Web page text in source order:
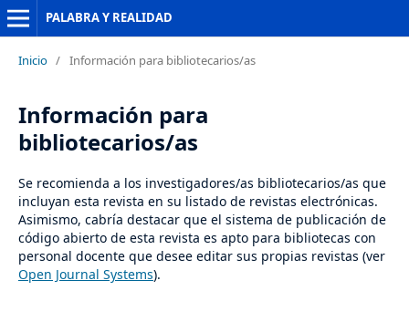
PALABRA Y REALIDAD
Inicio / Información para bibliotecarios/as
Información para
bibliotecarios/as
Se recomienda a los investigadores/as bibliotecarios/as que
incluyan esta revista en su listado de revistas electrónicas.
Asimismo, cabría destacar que el sistema de publicación de
código abierto de esta revista es apto para bibliotecas con
personal docente que desee editar sus propias revistas (ver
Open Journal Systems).